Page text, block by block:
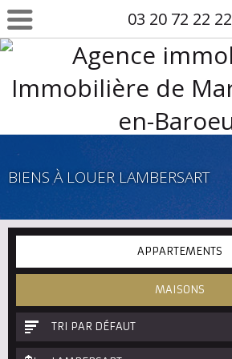
03 20 72 22 22
BIENS À LOUER LAMBERSART
APPARTEMENTS
MAISONS
TRI PAR DÉFAUT